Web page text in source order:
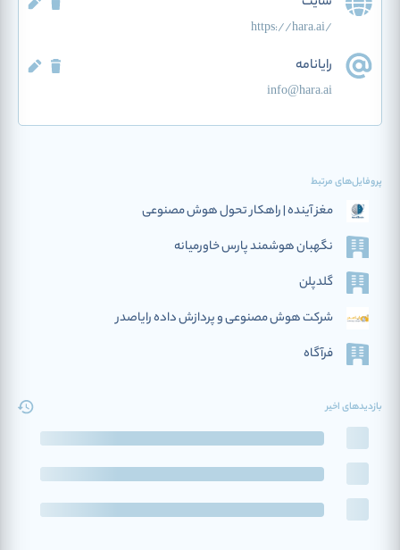
https://hara.ai/
رایانامه
info@hara.ai
پروفایل‌های مرتبط
مغز آینده | راهکار تحول هوش مصنوعی
نگهبان هوشمند پارس خاورمیانه
گلدپلن
شرکت هوش مصنوعی و پردازش داده رایاصدر
فرآگاه
بازدیدهای اخیر